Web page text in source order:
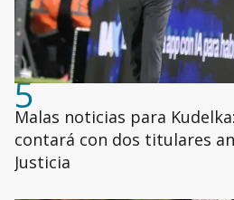
5
Malas noticias para
contará con dos titulares
Justicia